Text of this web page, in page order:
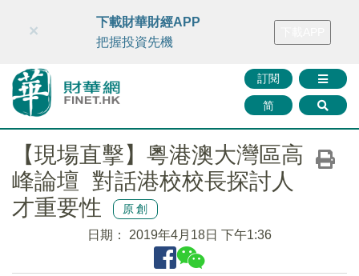
財華智庫網 FINTV FINMETA 財華證券 媒體矩陣
訂閱
简
×
下載財華財經APP
把握投資先機
【現場直擊】粵港澳大灣區高
峰論壇 對話港校校長探討人
才重要性
原創
日期： 2019年4月18日 下午1:36